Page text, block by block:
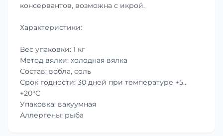
консервантов, возможна с икрой.
Характеристики:
Вес упаковки: 1 кг
Метод вялки: холодная вялка
Состав: вобла, соль
Срок годности: 30 дней при температуре +5…
+20°C
Упаковка: вакуумная
Аллергены: рыба